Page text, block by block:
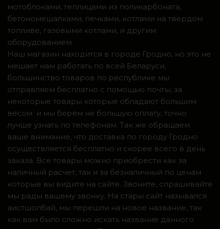
мотоблоками, теплицами из поликарбоната,
бетономешалками, печками, котлами на твердом
топливе, газовыми котлами, и другим
оборудованием.
Наш магазин находится в городе Гродно, но это не
мешает нам работать по всей Беларуси,
большинство товаров по республике мы
отправляем бесплатно с помощью почты, за
некоторые товары которые обладают большим
весом и мы берем не большую оплату, точно
лучше узнать по телефонам. Так же обращаем
ваше внимание, что доставка по городу Гродно
осуществляется бесплатно и скорее всего в день
заказа. Все товары можно приобрести как за
наличный расчет, так и за безналичный по ценам
которые вы видите на сайте. Звоните, спрашивайте
мы рады вашему звонку. На стары сайт назывался
аистшопбай, мы перешли на новое название, так
как вам было сложно искать название данного